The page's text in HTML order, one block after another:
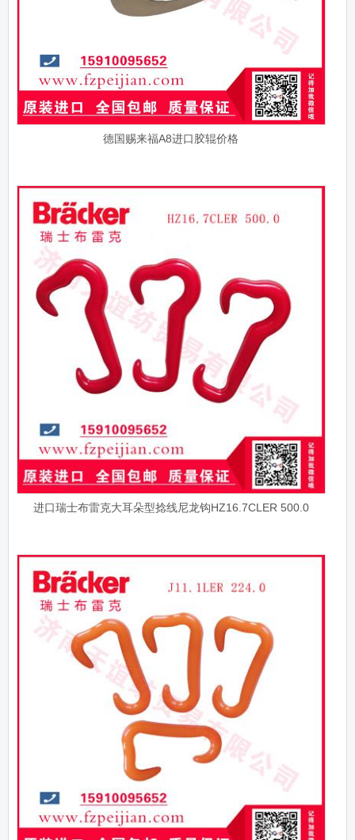
德国赐来福A8进口胶辊价格
进口瑞士布雷克大耳朵型捻线尼龙钩HZ16.7CLER 500.0